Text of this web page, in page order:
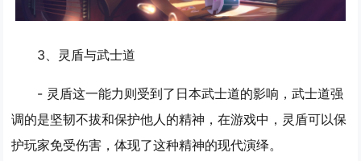
3、 灵盾与武士道
- 灵盾这一能力则受到了日本武士道的影响，武士道强
调的是坚韧不拔和保护他人的精神，在游戏中，灵盾可以保
护玩家免受伤害，体现了这种精神的现代演绎。